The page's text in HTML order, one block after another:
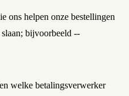
ons helpen onze bestellingen
slaan; bijvoorbeeld --
welke betalingsverwerker